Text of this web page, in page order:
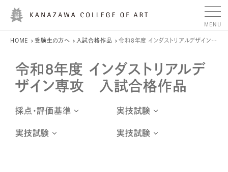
HOME 受験生の方へ 入試合格作品 令和8年度 インダストリアルデザイン専攻
令和8年度 インダストリアルデ
ザイン専攻 入試合格作品
採点・評価基準 実技試験
実技試験 実技試験